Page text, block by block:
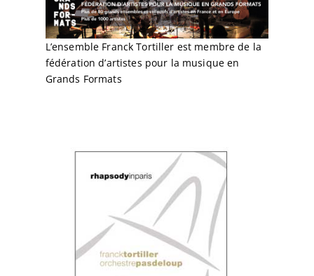
L’ensemble Franck Tortiller est membre de la
fédération d’artistes pour la musique en
Grands Formats